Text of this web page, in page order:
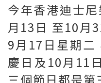
今年香港迪士
月13日 至10月
9月17日星期二
慶日及10月11
三個節日都是第